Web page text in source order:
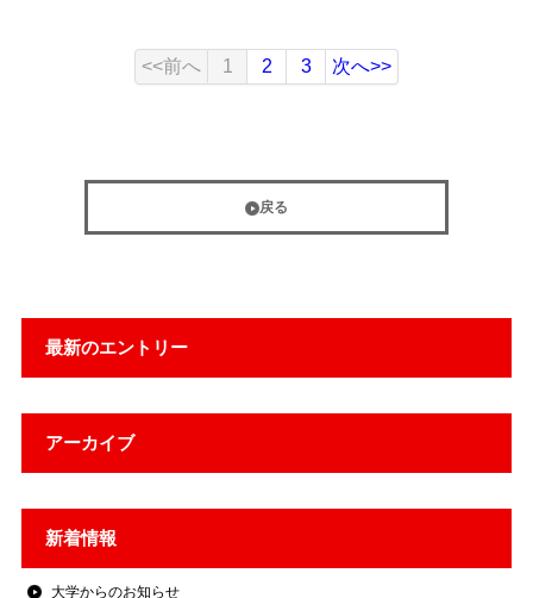
最新のエントリー
アーカイブ
新着情報
大学からのお知らせ
<<前へ 1 2 3 次へ>>
戻る